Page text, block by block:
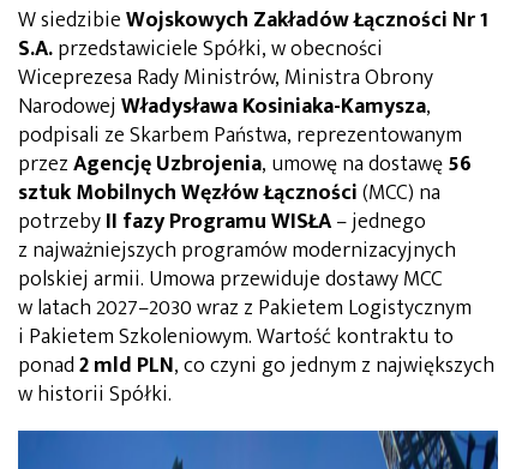
W siedzibieWojskowych Zakładów Łączności Nr 1
S.A.przedstawiciele Spółki, w obecności
Wiceprezesa Rady Ministrów, Ministra Obrony
Narodowej Władysława Kosiniaka-Kamysza,
podpisali ze Skarbem Państwa, reprezentowanym
przezAgencję Uzbrojenia, umowę na dostawę56
sztuk Mobilnych Węzłów Łączności(MCC) na
potrzebyII fazy Programu WISŁA– jednego
z najważniejszych programów modernizacyjnych
polskiej armii. Umowa przewiduje dostawy MCC
w latach 2027–2030 wraz z Pakietem Logistycznym
i Pakietem Szkoleniowym. Wartość kontraktu to
ponad2 mld PLN, co czyni go jednym z największych
w historii Spółki.